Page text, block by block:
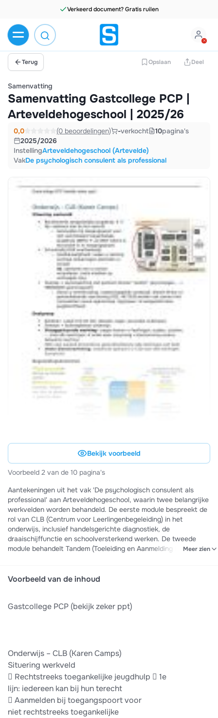
Verkeerd document? Gratis ruilen
Terug Opslaan Deel
Samenvatting
Samenvatting Gastcollege PCP |
Arteveldehogeschool | 2025/26
0,0 (0 beoordelingen) -verkocht 10pagina's
2025/2026
InstellingArteveldehogeschool (Artevelde)
VakDe psychologisch consulent als professional
Bekijk voorbeeld
Voorbeeld 2 van de 10 pagina's
Aantekeningen uit het vak 'De psychologisch consulent als
professional' aan Arteveldehogeschool, waarin twee belangrijke
werkvelden worden behandeld. De eerste module bespreekt de
rol van CLB (Centrum voor Leerlingenbegeleiding) in het
onderwijs, inclusief handelsgerichte diagnostiek, de
draaischijffunctie en schoolversterkend werken. De tweede
module behandelt Tandem (Toeleiding en Aanmelding Na
gedetineerden met geestelijkheidsproblematiek. Deze
psychologisch consulent als professional.
Meer zien
Voorbeeld van de inhoud
Gastcollege PCP (bekijk zeker ppt)
Onderwijs – CLB (Karen Camps)
Situering werkveld
 Rechtstreeks toegankelijke jeugdhulp  1e
lijn: iedereen kan bij hun terecht
 Aanmelden bij toegangspoort voor
niet rechtstreeks toegankelijke